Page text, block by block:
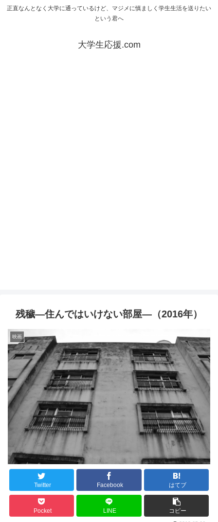
正直なんとなく大学に通っているけど、マジメに慎ましく学生生活を送りたい
という君へ
大学生応援.com
残穢―住んではいけない部屋―（2016年）
映画
Twitter Facebook はてブ
Pocket LINE コピー